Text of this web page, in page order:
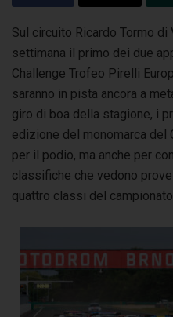
Sul circuito Ricardo Tormo
settimana il primo dei due
Challenge Trofeo Pirelli
saranno in pista ancora a
giro di boa della stagione, i
edizione del monomarca del
per il podio, ma anche per
classifiche che vedono
quattro classi del campionato.